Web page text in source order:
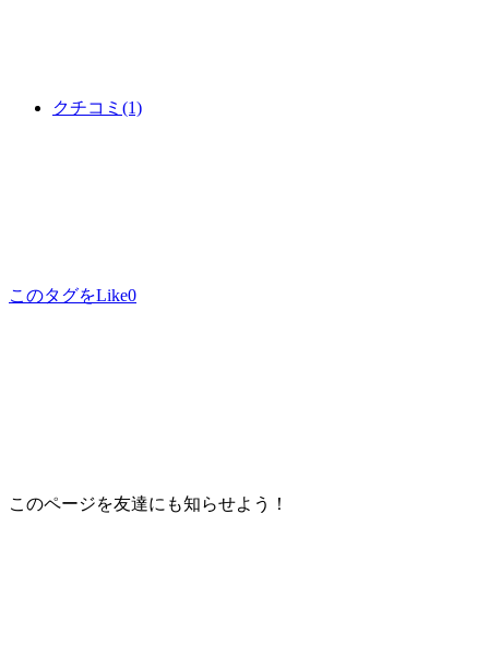
クチコミ (1)
このタグをLike0
このページを友達にも知らせよう！